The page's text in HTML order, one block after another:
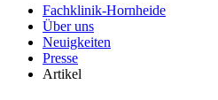
Fachklinik-Hornheide
Über uns
Neuigkeiten
Presse
Artikel